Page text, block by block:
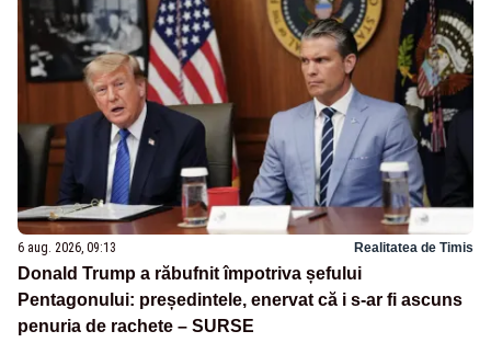
6 aug. 2026, 09:13 Realitatea de Timis
Donald Trump a răbufnit împotriva șefului
Pentagonului: președintele, enervat că i s-ar fi ascuns
penuria de rachete – SURSE